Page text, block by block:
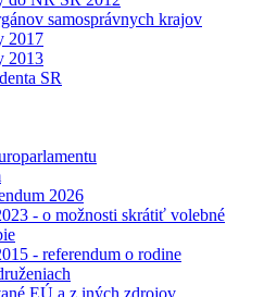
samosprávnych krajov
2017
2013
SR
2026
- o možnosti skrátiť volebné
- referendum o rodine
EÚ a z iných zdrojov